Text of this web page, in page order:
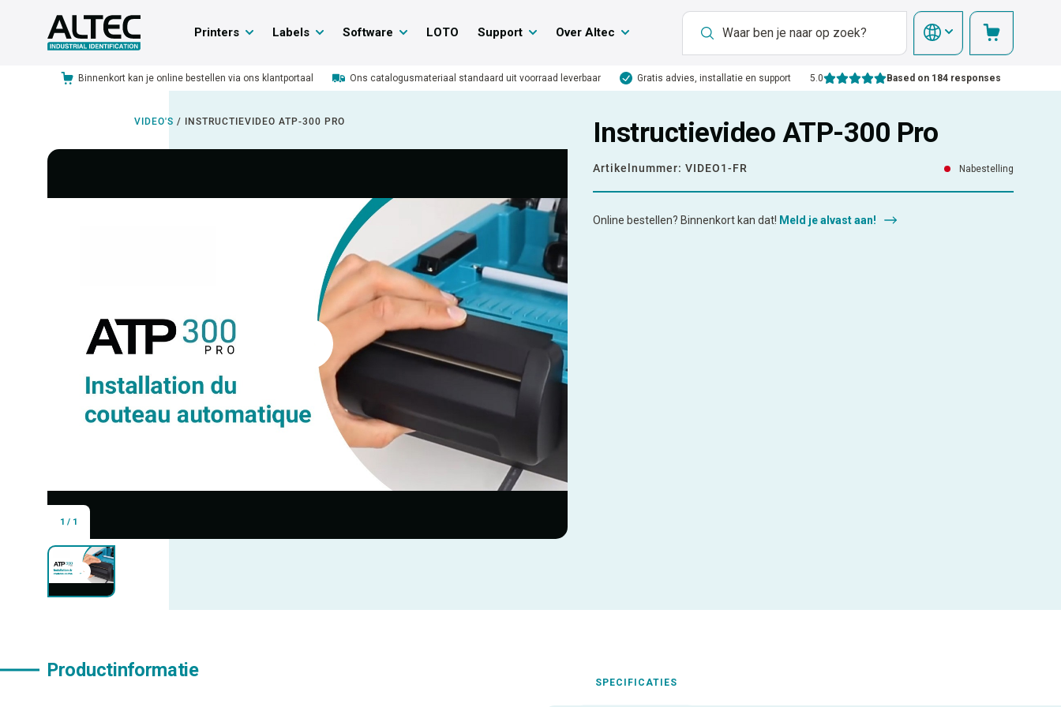
Printers Labels Software LOTO Support Over Altec
Binnenkort kan je online bestellen via ons klantportaal Ons catalogusmateriaal standaard uit voorraad leverbaar Gratis advies, installatie en support 5.0 Based on 184 responses
VIDEO'S / INSTRUCTIEVIDEO ATP-300 PRO
1 / 1
Instructievideo ATP-300 Pro
Artikelnummer: VIDEO1-FR Nabestelling
Online bestellen? Binnenkort kan dat! Meld je alvast aan!
Productinformatie
SPECIFICATIES